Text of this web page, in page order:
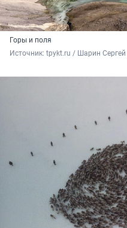
Горы и поля
Источник: tpykt.ru / Шарин Сергей